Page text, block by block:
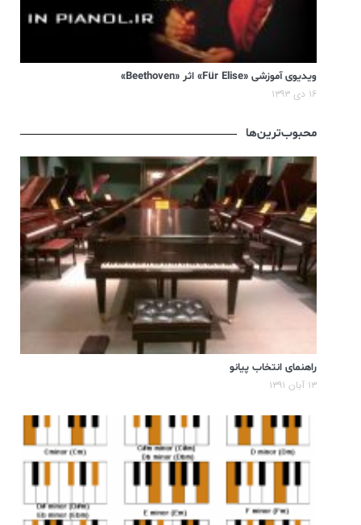
ویدیوی آموزشی «Für Elise» اثر «Beethoven»
۱۶ دی ۱۳۹۳
محبوب‌ترین‌ها
راهنمای انتخاب پیانو
۱۳ آبان ۱۳۹۱